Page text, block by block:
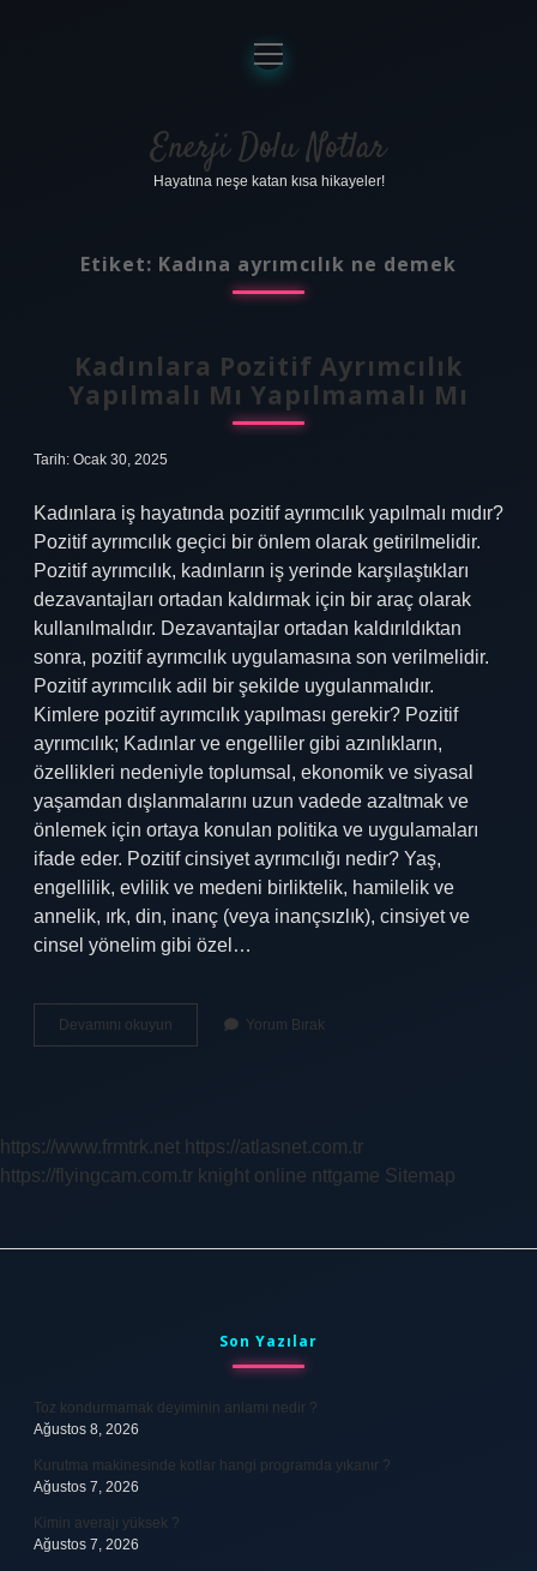
Anasayfa
Gizlilik Politikası
Yasal Uyarı
menüyü
aç
Enerji Dolu Notlar
Hayatına neşe katan kısa hikayeler!
Etiket: Kadına ayrımcılık ne demek
Kadınlara Pozitif Ayrımcılık
Yapılmalı Mı Yapılmamalı Mı
Tarih: Ocak 30, 2025
Kadınlara iş hayatında pozitif ayrımcılık yapılmalı mıdır?
Pozitif ayrımcılık geçici bir önlem olarak getirilmelidir.
Pozitif ayrımcılık, kadınların iş yerinde karşılaştıkları
dezavantajları ortadan kaldırmak için bir araç olarak
kullanılmalıdır. Dezavantajlar ortadan kaldırıldıktan
sonra, pozitif ayrımcılık uygulamasına son verilmelidir.
Pozitif ayrımcılık adil bir şekilde uygulanmalıdır.
Kimlere pozitif ayrımcılık yapılması gerekir? Pozitif
ayrımcılık; Kadınlar ve engelliler gibi azınlıkların,
özellikleri nedeniyle toplumsal, ekonomik ve siyasal
yaşamdan dışlanmalarını uzun vadede azaltmak ve
önlemek için ortaya konulan politika ve uygulamaları
ifade eder. Pozitif cinsiyet ayrımcılığı nedir? Yaş,
engellilik, evlilik ve medeni birliktelik, hamilelik ve
annelik, ırk, din, inanç (veya inançsızlık), cinsiyet ve
cinsel yönelim gibi özel…
Devamını okuyun Kadınlara
Pozitif
Mı
Yorum Bırak
https://www.frmtrk.net https://atlasnet.com.tr
https://flyingcam.com.tr knight online nttgame Sitemap
Son Yazılar
Toz kondurmamak deyiminin anlamı nedir ?
Ağustos 8, 2026
Kurutma makinesinde kotlar hangi programda yıkanır ?
Ağustos 7, 2026
Kimin averajı yüksek ?
Ağustos 7, 2026